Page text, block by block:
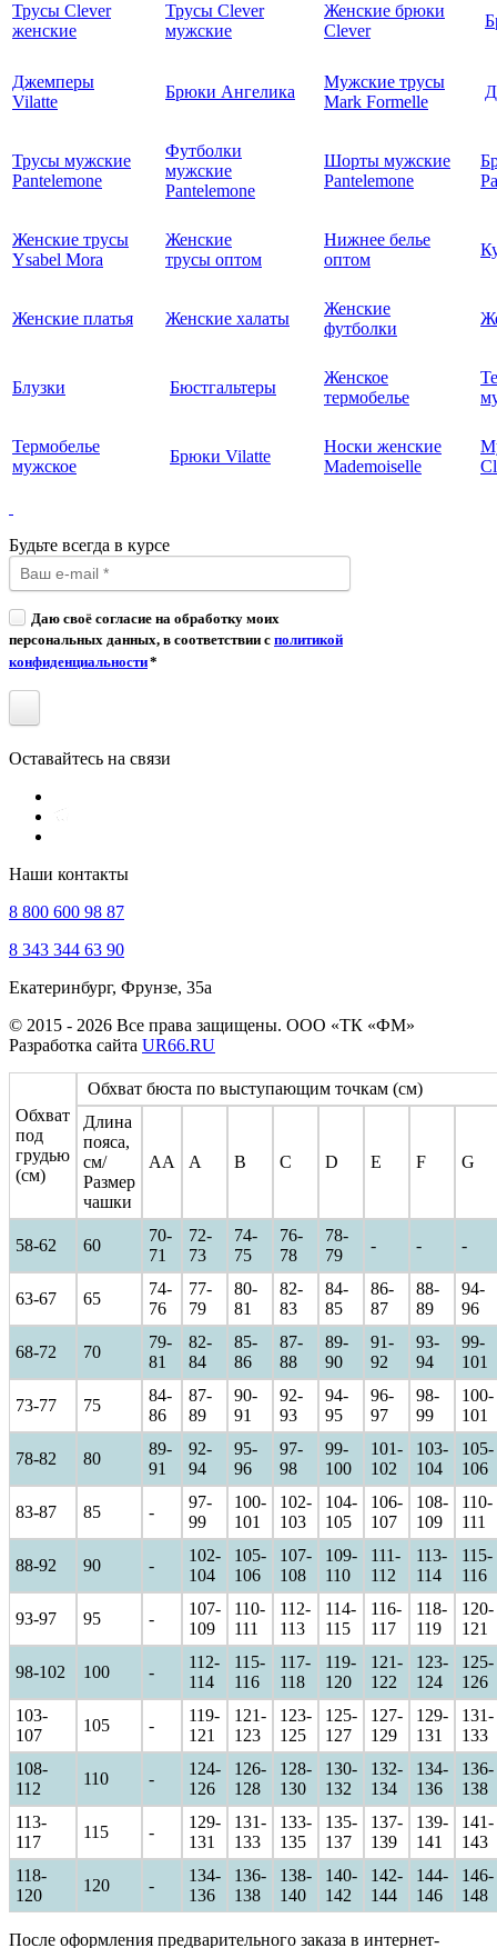
Трусы Clever
женские
Трусы Clever
мужские
Женские брюки
Clever
Джемперы
Vilatte
Брюки Ангелика
Мужские трусы
Mark Formelle
Трусы мужские
Pantelemone
Футболки
мужские
Pantelemone
Шорты мужские
Pantelemone
Женские трусы
Ysabel Mora
Женские
трусы оптом
Нижнее белье
оптом
Женские платья Женские халаты
Женские
футболки
Блузки Бюстгальтеры
Женское
термобелье
Термобелье
мужское
Брюки Vilatte
Носки женские
Mademoiselle
Будьте всегда в курсе
Даю своё согласие на обработку моих
персональных данных, в соответствии с политикой
конфиденциальности*
Оставайтесь на связи
Наши контакты
8 800 600 98 87
8 343 344 63 90
Екатеринбург, Фрунзе, 35а
© 2015 - 2026 Все права защищены. ООО «ТК «ФМ»
Разработка сайта UR66.RU
Обхват
под
грудью
(см)
Обхват бюста по выступающим точкам (см)
Длина
пояса,
см/
Размер
чашки
AA A B C D E F G
58-62 60
70-
71
72-
73
74-
75
76-
78
78-
79
- - -
63-67 65
74-
76
77-
79
80-
81
82-
83
84-
85
86-
87
88-
89
94-
96
68-72 70
79-
81
82-
84
85-
86
87-
88
89-
90
91-
92
93-
94
99-
101
73-77 75
84-
86
87-
89
90-
91
92-
93
94-
95
96-
97
98-
99
100-
101
78-82 80
89-
91
92-
94
95-
96
97-
98
99-
100
101-
102
103-
104
105-
106
83-87 85 -
97-
99
100-
101
102-
103
104-
105
106-
107
108-
109
110-
111
88-92 90 -
102-
104
105-
106
107-
108
109-
110
111-
112
113-
114
115-
116
93-97 95 -
107-
109
110-
111
112-
113
114-
115
116-
117
118-
119
120-
121
98-102 100 -
112-
114
115-
116
117-
118
119-
120
121-
122
123-
124
125-
126
103-
107
105 -
119-
121
121-
123
123-
125
125-
127
127-
129
129-
131
131-
133
108-
112
110 -
124-
126
126-
128
128-
130
130-
132
132-
134
134-
136
136-
138
113-
117
115 -
129-
131
131-
133
133-
135
135-
137
137-
139
139-
141
141-
143
118-
120
120 -
134-
136
136-
138
138-
140
140-
142
142-
144
144-
146
146-
148
После оформления предварительного заказа в интернет-